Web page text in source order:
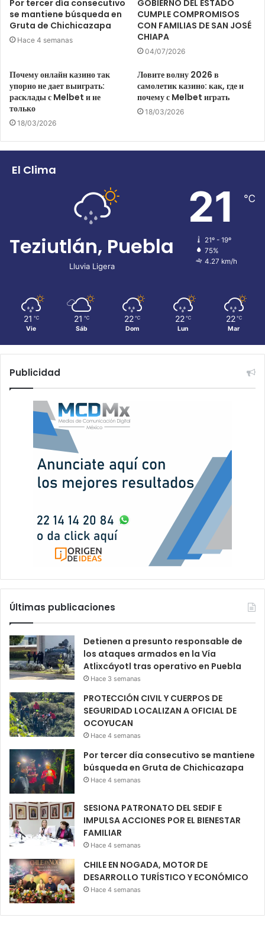
Por tercer día consecutivo
se mantiene búsqueda en
Gruta de Chichicazapa
Hace 4 semanas
GOBIERNO DEL ESTADO
CUMPLE COMPROMISOS
CON FAMILIAS DE SAN JOSÉ
CHIAPA
04/07/2026
Почему онлайн казино так
упорно не дает выиграть:
расклады с Melbet и не
только
18/03/2026
Ловите волну 2026 в
самолетик казино: как, где и
почему с Melbet играть
18/03/2026
El Clima
Teziutlán, Puebla
Lluvia Ligera
21 ℃
21º - 19º
75%
4.27 km/h
21 ℃
Vie
21 ℃
Sáb
22 ℃
Dom
22 ℃
Lun
22 ℃
Mar
Publicidad
Últimas publicaciones
Detienen a presunto responsable de
los ataques armados en la Vía
Atlixcáyotl tras operativo en Puebla
Hace 3 semanas
PROTECCIÓN CIVIL Y CUERPOS DE
SEGURIDAD LOCALIZAN A OFICIAL DE
OCOYUCAN
Hace 4 semanas
Por tercer día consecutivo se mantiene
búsqueda en Gruta de Chichicazapa
Hace 4 semanas
SESIONA PATRONATO DEL SEDIF E
IMPULSA ACCIONES POR EL BIENESTAR
FAMILIAR
Hace 4 semanas
CHILE EN NOGADA, MOTOR DE
DESARROLLO TURÍSTICO Y ECONÓMICO
Hace 4 semanas